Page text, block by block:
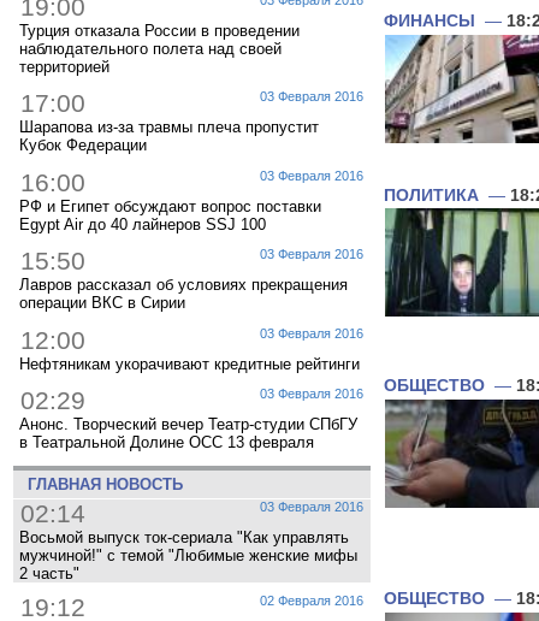
19:00
Турция отказала России в проведении
наблюдательного полета над своей
территорией
03 Февраля 2016
17:00
Шарапова из-за травмы плеча пропустит
Кубок Федерации
03 Февраля 2016
16:00
РФ и Египет обсуждают вопрос поставки
Egypt Air до 40 лайнеров SSJ 100
03 Февраля 2016
15:50
Лавров рассказал об условиях прекращения
операции ВКС в Сирии
03 Февраля 2016
12:00
Нефтяникам укорачивают кредитные рейтинги
03 Февраля 2016
02:29
Анонс. Творческий вечер Театр-студии СПбГУ
в Театральной Долине ОСС 13 февраля
ГЛАВНАЯ НОВОСТЬ
03 Февраля 2016
02:14
Восьмой выпуск ток-сериала "Как управлять
мужчиной!" с темой "Любимые женские мифы
2 часть"
02 Февраля 2016
19:12
ФИНАНСЫ —
ПОЛИТИКА —
ОБЩЕСТВО —
ОБЩЕСТВО —